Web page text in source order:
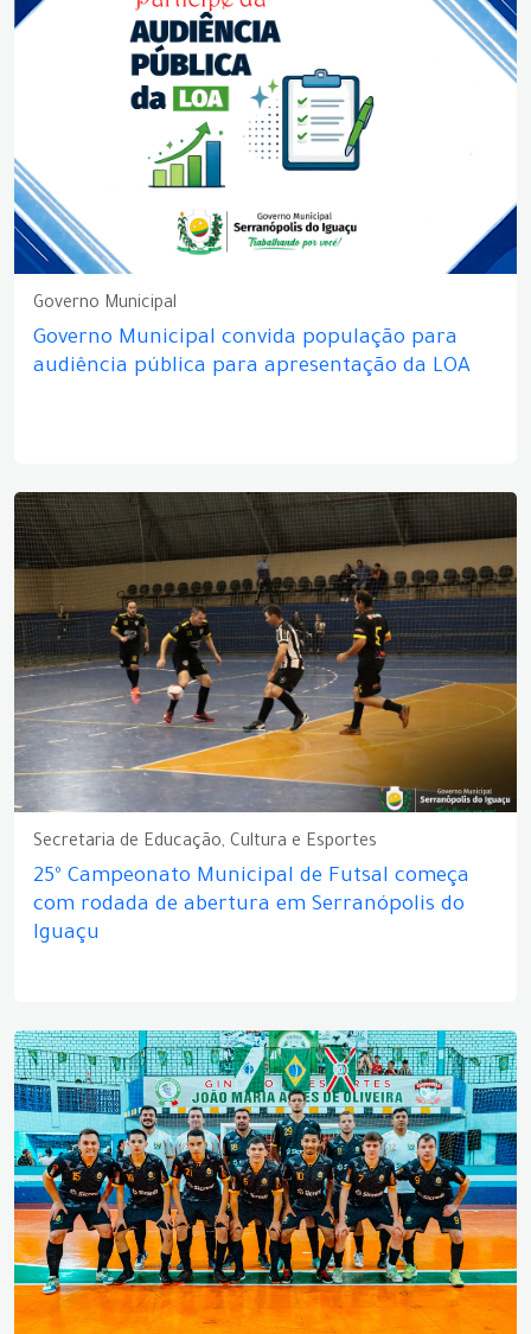
Governo Municipal
Governo Municipal convida população para
audiência pública para apresentação da LOA
Secretaria de Educação, Cultura e Esportes
25º Campeonato Municipal de Futsal começa
com rodada de abertura em Serranópolis do
Iguaçu